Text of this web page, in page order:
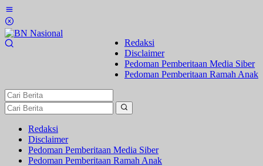
Lewati
ke
konten
Redaksi
Disclaimer
Pedoman Pemberitaan Media Siber
Pedoman Pemberitaan Ramah Anak
Redaksi
Disclaimer
Pedoman Pemberitaan Media Siber
Pedoman Pemberitaan Ramah Anak